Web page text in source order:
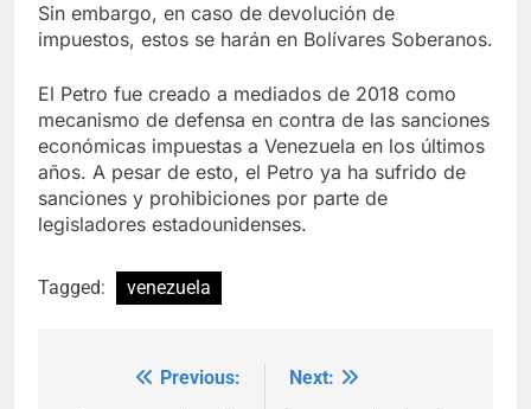
Sin embargo, en caso de devolución de
impuestos, estos se harán en Bolívares Soberanos.
El Petro fue creado a mediados de 2018 como
mecanismo de defensa en contra de las sanciones
económicas impuestas a Venezuela en los últimos
años. A pesar de esto, el Petro ya ha sufrido de
sanciones y prohibiciones por parte de
legisladores estadounidenses.
Tagged: venezuela
Previous:
Next: